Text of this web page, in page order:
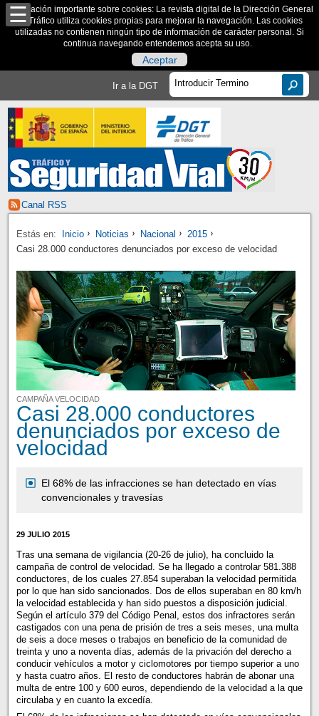
Información importante sobre cookies: La revista digital de la Dirección General
de Tráfico utiliza cookies propias para mejorar la navegación. Las cookies
utilizadas no contienen ningún tipo de información de carácter personal. Si
continua navegando entendemos acepta su uso.
Aceptar
Ir a la DGT
Canal RSS
Estás en: Inicio Noticias Nacional
2015
Casi 28.000 conductores denunciados por exceso de velocidad
CAMPAÑA VELOCIDAD
Casi 28.000 conductores
denunciados por exceso de
velocidad
El 68% de las infracciones se han detectado en vías
convencionales y travesías
29 JULIO 2015
Tras una semana de vigilancia (20-26 de julio), ha concluido la
campaña de control de velocidad. Se ha llegado a controlar 581.388
conductores, de los cuales 27.854 superaban la velocidad permitida
por lo que han sido sancionados. Dos de ellos superaban en 80 km/h
la velocidad establecida y han sido puestos a disposición judicial.
Según el artículo 379 del Código Penal, estos dos infractores serán
castigados con una pena de prisión de tres a seis meses, una multa
de seis a doce meses o trabajos en beneficio de la comunidad de
treinta y uno a noventa días, además de la privación del derecho a
conducir vehículos a motor y ciclomotores por tiempo superior a uno
y hasta cuatro años. El resto de conductores habrán de abonar una
multa de entre 100 y 600 euros, dependiendo de la velocidad a la que
circulaba y en cuanto la excedía.